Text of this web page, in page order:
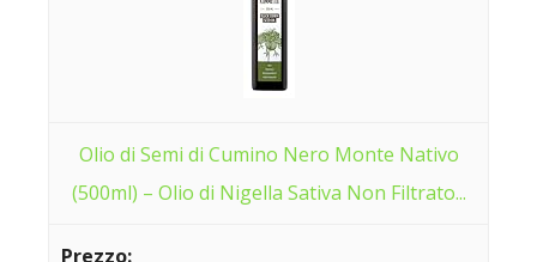
Olio di Semi di Cumino Nero Monte Nativo
(500ml) – Olio di Nigella Sativa Non Filtrato...